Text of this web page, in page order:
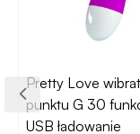
Pretty Love
punktu G 30
USB ładowanie